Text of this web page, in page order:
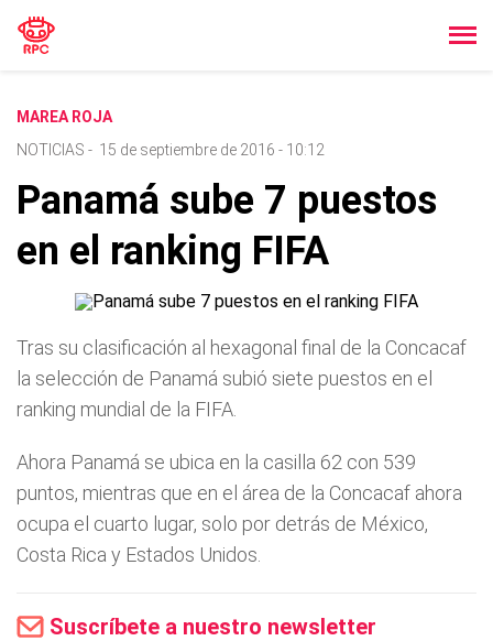
MAREA ROJA
NOTICIAS - 15 de septiembre de 2016 - 10:12
Panamá sube 7 puestos
en el ranking FIFA
Tras su clasificación al hexagonal final de la Concacaf
la selección de Panamá subió siete puestos en el
ranking mundial de la FIFA.
Ahora Panamá se ubica en la casilla 62 con 539
puntos, mientras que en el área de la Concacaf ahora
ocupa el cuarto lugar, solo por detrás de México,
Costa Rica y Estados Unidos.
Suscríbete a nuestro newsletter